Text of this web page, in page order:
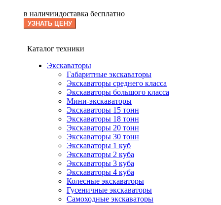
в наличиидоставка бесплатно
УЗНАТЬ ЦЕНУ
Каталог техники
Экскаваторы
Габаритные экскаваторы
Экскаваторы среднего класса
Экскаваторы большого класса
Мини-экскаваторы
Экскаваторы 15 тонн
Экскаваторы 18 тонн
Экскаваторы 20 тонн
Экскаваторы 30 тонн
Экскаваторы 1 куб
Экскаваторы 2 куба
Экскаваторы 3 куба
Экскаваторы 4 куба
Колесные экскаваторы
Гусеничные экскаваторы
Самоходные экскаваторы